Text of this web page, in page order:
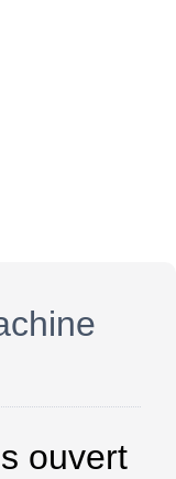
ouvert